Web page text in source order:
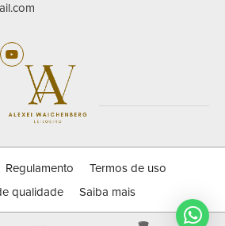
Regulamento
Termos de uso
qualidade
Saiba mais